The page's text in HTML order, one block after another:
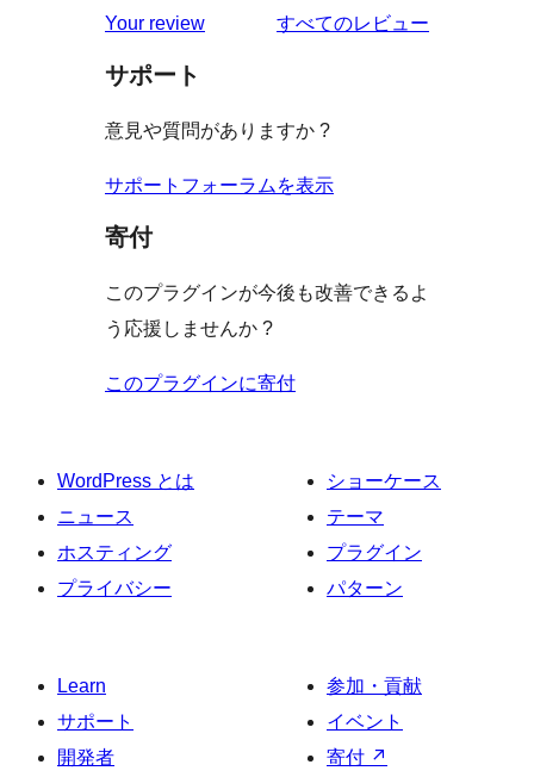
ー
ュ
ビ
ュ
レ
ビ
ー
星
レ
ュ
ー
Your review すべてのレビュー
サポート
意見や質問がありますか ?
サポートフォーラムを表示
寄付
このプラグインが今後も改善できるよ
う応援しませんか ?
このプラグインに寄付
WordPress とは
ニュース
ホスティング
プライバシー
ショーケース
テーマ
プラグイン
パターン
Learn
サポート
開発者
参加・貢献
イベント
寄付 ↗